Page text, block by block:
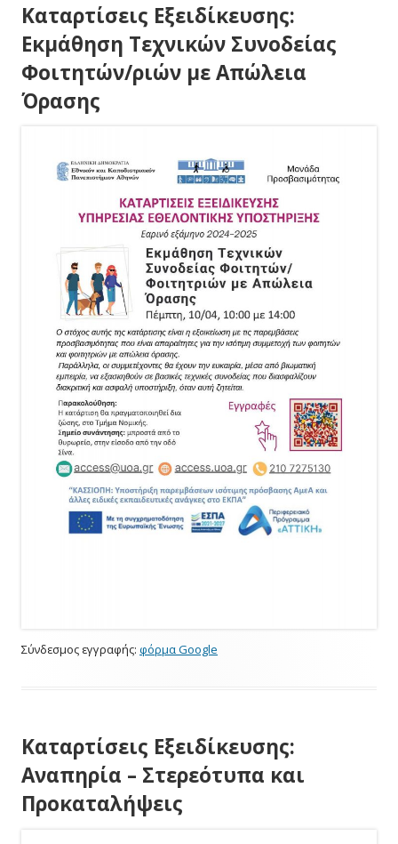
Καταρτίσεις Εξειδίκευσης:
Εκμάθηση Τεχνικών Συνοδείας
Φοιτητών/ριών με Απώλεια
Όρασης
Σύνδεσμος εγγραφής: φόρμα Google
Καταρτίσεις Εξειδίκευσης:
Αναπηρία – Στερεότυπα και
Προκαταλήψεις